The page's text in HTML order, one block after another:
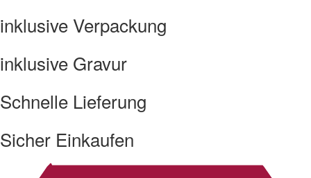
inklusive Verpackung
inklusive Gravur
Schnelle Lieferung
Sicher Einkaufen